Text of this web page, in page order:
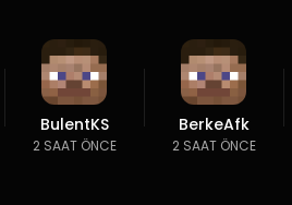
BulentKS
2 SAAT ÖNCE
BerkeAfk
2 SAAT ÖNCE